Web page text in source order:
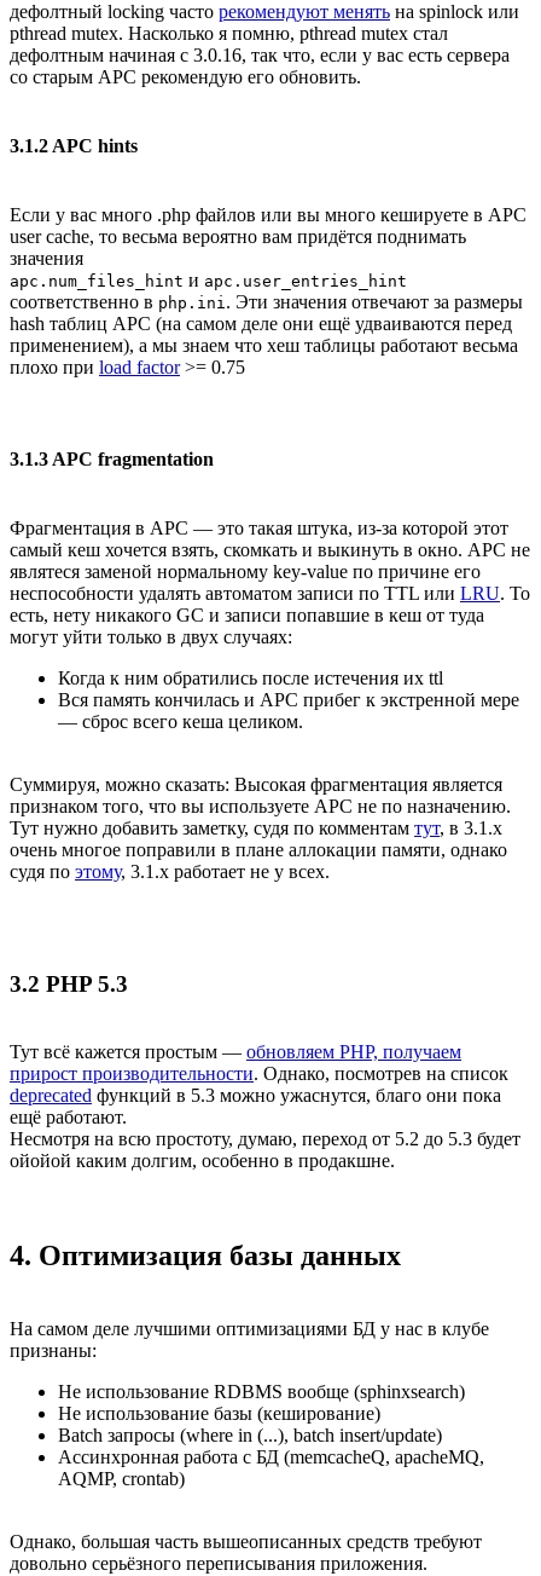
дефолтный locking часто рекомендуют менять на spinlock или
pthread mutex. Насколько я помню, pthread mutex стал
дефолтным начиная с 3.0.16, так что, если у вас есть сервера
со старым APC рекомендую его обновить.
3.1.2 APC hints
Если у вас много .php файлов или вы много кешируете в APC
user cache, то весьма вероятно вам придётся поднимать
значения
apc.num_files_hint и apc.user_entries_hint
соответственно в php.ini. Эти значения отвечают за размеры
hash таблиц APC (на самом деле они ещё удваиваются перед
применением), а мы знаем что хеш таблицы работают весьма
плохо при load factor>= 0.75
3.1.3 APC fragmentation
Фрагментация в APC — это такая штука, из-за которой этот
самый кеш хочется взять, скомкать и выкинуть в окно. APC не
являтеся заменой нормальному key-value по причине его
неспособности удалять автоматом записи по TTL или LRU. То
есть, нету никакого GC и записи попавшие в кеш от туда
могут уйти только в двух случаях:
Когда к ним обратились после истечения их ttl
Вся память кончилась и APC прибег к экстренной мере
— сброс всего кеша целиком.
Суммируя, можно сказать: Высокая фрагментация является
признаком того, что вы используете APC не по назначению.
Тут нужно добавить заметку, судя по комментам тут, в 3.1.х
очень многое поправили в плане аллокации памяти, однако
судя по этому, 3.1.х работает не у всех.
3.2 PHP 5.3
Тут всё кажется простым — обновляем PHP, получаем
прирост производительности. Однако, посмотрев на список
deprecated функций в 5.3 можно ужаснутся, благо они пока
ещё работают.
Несмотря на всю простоту, думаю, переход от 5.2 до 5.3 будет
ойойой каким долгим, особенно в продакшне.
4. Оптимизация базы данных
На самом деле лучшими оптимизациями БД у нас в клубе
признаны:
Не использование RDBMS вообще (sphinxsearch)
Не использование базы (кеширование)
Batch запросы (where in (...), batch insert/update)
Ассинхронная работа с БД (memcacheQ, apacheMQ,
AQMP, crontab)
Однако, большая часть вышеописанных средств требуют
довольно серьёзного переписывания приложения.